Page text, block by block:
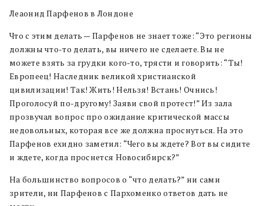
Леаонид Парфенов в Лондоне
Что с этим делать — Парфенов не знает тоже: “Это регионы
должны что-то делать, вы ничего не сделаете. Вы не
можете взять за грудки кого-то, трясти и говорить: “Ты!
Европеец! Наследник великой христианской
цивилизации! Так! Жить! Нельзя! Встань! Очнись!
Проголосуй по-другому! Заяви свой протест!” Из зала
прозвучал вопрос про ожидание критической массы
недовольных, которая все же должна проснуться. На это
Парфенов ехидно заметил: “Чего вы ждете? Вот вы сидите
и ждете, когда проснется Новосибирск?”
На большинство вопросов о “что делать?” ни сами
зрители, ни Парфенов с Пархоменко ответов дать не